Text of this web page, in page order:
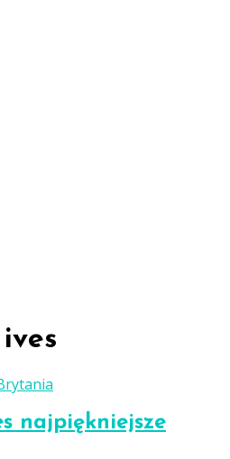
najpiękniejsze